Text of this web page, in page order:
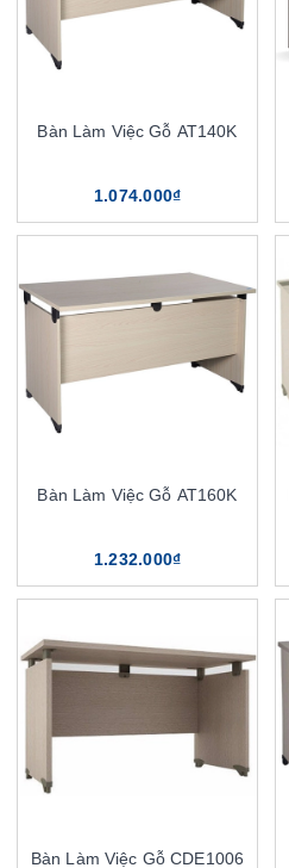
Bàn Làm Việc Gỗ AT140K
1.074.000₫
Bàn Làm Việc Gỗ AT160K
1.232.000₫
Bàn Làm Việc Gỗ CDE1006